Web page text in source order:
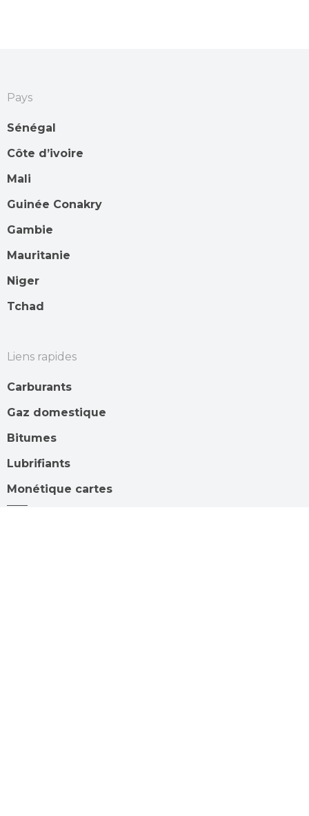
Pays
Sénégal
Côte d’ivoire
Mali
Guinée Conakry
Gambie
Mauritanie
Niger
Tchad
Liens rapides
Carburants
Gaz domestique
Bitumes
Lubrifiants
Monétique cartes